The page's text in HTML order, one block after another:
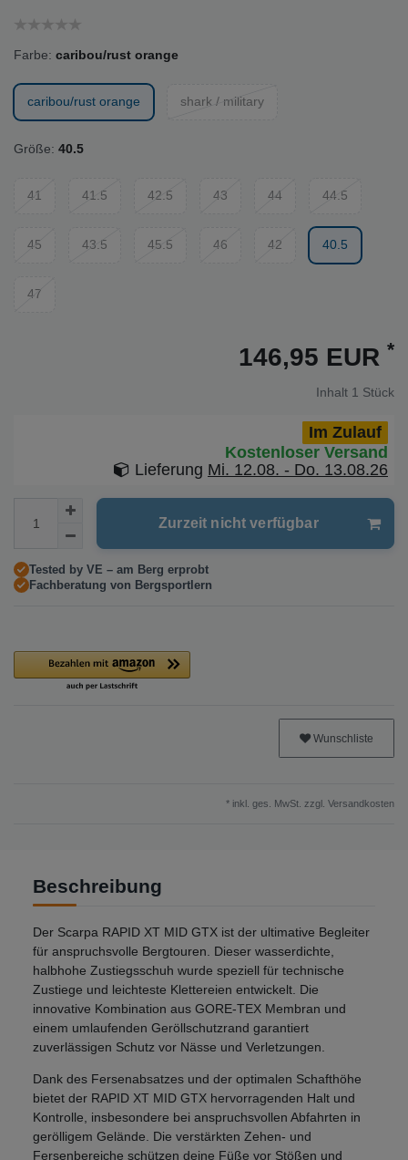
Farbe: caribou/rust orange
caribou/rust orange shark / military
Größe: 40.5
41 41.5 42.5 43 44 44.5
45 43.5 45.5 46 42 40.5
47
146,95 EUR *
Inhalt 1 Stück
Im Zulauf
Kostenloser Versand
Lieferung Mi. 12.08. - Do. 13.08.26
Zurzeit nicht verfügbar
Tested by VE – am Berg erprobt
Fachberatung von Bergsportlern
Wunschliste
* inkl. ges. MwSt. zzgl. Versandkosten
Beschreibung
Der Scarpa RAPID XT MID GTX ist der ultimative Begleiter
für anspruchsvolle Bergtouren. Dieser wasserdichte,
halbhohe Zustiegsschuh wurde speziell für technische
Zustiege und leichteste Klettereien entwickelt. Die
innovative Kombination aus GORE-TEX Membran und
einem umlaufenden Geröllschutzrand garantiert
zuverlässigen Schutz vor Nässe und Verletzungen.
Dank des Fersenabsatzes und der optimalen Schafthöhe
bietet der RAPID XT MID GTX hervorragenden Halt und
Kontrolle, insbesondere bei anspruchsvollen Abfahrten in
gerölligem Gelände. Die verstärkten Zehen- und
Fersenbereiche schützen deine Füße vor Stößen und